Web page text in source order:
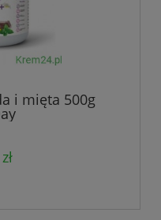
i mięta 500g